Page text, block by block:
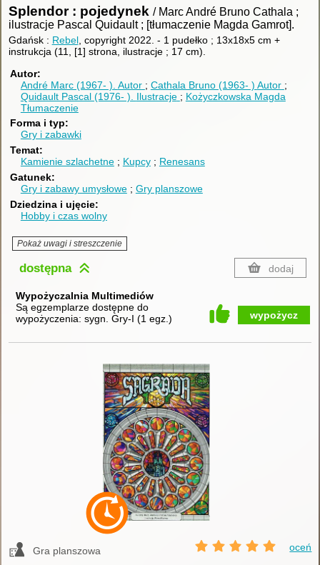
Splendor : pojedynek / Marc André Bruno Cathala ;
ilustracje Pascal Quidault ; [tłumaczenie Magda Gamrot].
Gdańsk : Rebel, copyright 2022. - 1 pudełko ; 13x18x5 cm +
instrukcja (11, [1] strona, ilustracje ; 17 cm).
Autor
André Marc (1967- ). Autor Cathala Bruno (1963- ) Autor
Quidault Pascal (1976- ). Ilustracje
Kożyczkowska Magda
Tłumaczenie
Forma i typ
Gry i zabawki
Temat
Kamienie szlachetne
Kupcy
Renesans
Gatunek
Gry i zabawy umysłowe
Gry planszowe
Dziedzina i ujęcie
Hobby i czas wolny
Pokaż uwagi i streszczenie
dostępna dodaj
Wypożyczalnia Multimediów
Są egzemplarze dostępne do
wypożyczenia: sygn. Gry-I (1 egz. ) wypożycz
Gra planszowa oceń